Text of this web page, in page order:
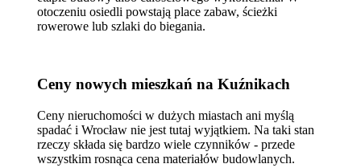
otoczeniu osiedli powstają place zabaw, ścieżki
rowerowe lub szlaki do biegania.
Ceny nowych mieszkań na Kuźnikach
Ceny nieruchomości w dużych miastach ani myślą
spadać i Wrocław nie jest tutaj wyjątkiem. Na taki stan
rzeczy składa się bardzo wiele czynników - przede
wszystkim rosnąca cena materiałów budowlanych.